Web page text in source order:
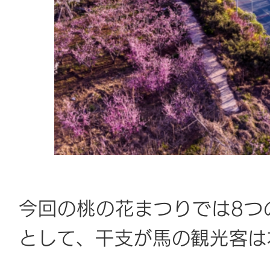
今回の桃の花まつりでは8
として、干支が馬の観光客